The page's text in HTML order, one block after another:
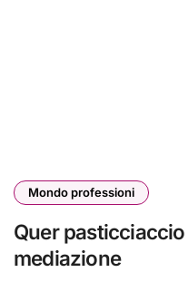
Mondo professioni
Quer
mediazione